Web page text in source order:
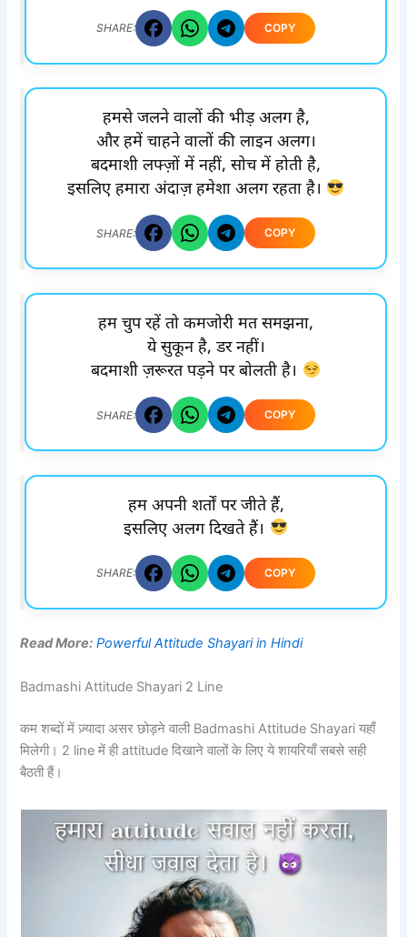
SHARE: COPY
हमसे जलने वालों की भीड़ अलग है,
और हमें चाहने वालों की लाइन अलग।
बदमाशी लफ्ज़ों में नहीं, सोच में होती है,
इसलिए हमारा अंदाज़ हमेशा अलग रहता है।
SHARE: COPY
हम चुप रहें तो कमजोरी मत समझना,
ये सुकून है, डर नहीं।
बदमाशी ज़रूरत पड़ने पर बोलती है।
SHARE: COPY
हम अपनी शर्तों पर जीते हैं,
इसलिए अलग दिखते हैं।
SHARE: COPY
Read More: Powerful Attitude Shayari in Hindi
Badmashi Attitude Shayari 2 Line
कम शब्दों में ज़्यादा असर छोड़ने वाली Badmashi Attitude Shayari यहाँ
मिलेगी। 2 line में ही attitude दिखाने वालों के लिए ये शायरियाँ सबसे सही
बैठती हैं।